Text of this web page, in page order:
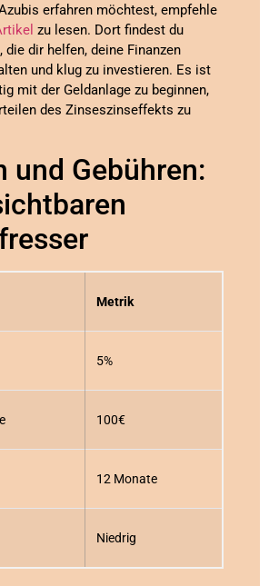
erfahren möchtest, empfehle
zu lesen. Dort findest du
dir helfen, deine Finanzen
und klug zu investieren. Es ist
mit der Geldanlage zu beginnen,
des Zinseszinseffekts zu
und Gebühren:
Metrik
5%
100€
12 Monate
Niedrig